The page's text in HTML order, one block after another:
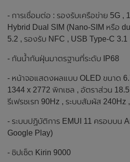
- การเชื่อมต่อ : รองรับเครือข่าย 5G ,
Hybrid Dual SIM (Nano-SIM หรือ
5.2 , รองรับ NFC , USB Type-C 3.1
- กันน้ำกันฝุ่นมาตรฐานที่ระดับ IP68
- หน้าจอแสดงผลแบบ OLED ขนาด
1344 x 2772 พิกเซล , อัตราส่วน
รีเฟรชเรท 90Hz , ระบบสัมผัส 240Hz
- ระบบปฏิบัติการ EMUI 11 ครอบบน
Google Play)
- ชิปเซ็ต Kirin 9000